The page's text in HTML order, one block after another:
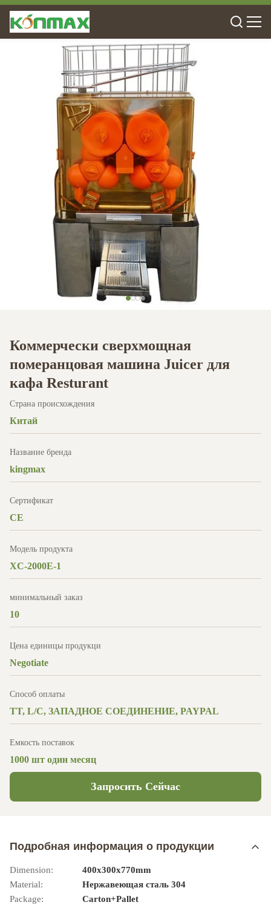
Коммерчески сверхмощная
померанцовая машина Juicer для
кафа Resturant
Страна происхождения
Китай
Название бренда
kingmax
Сертификат
CE
Модель продукта
XC-2000E-1
минимальный заказ
10
Цена единицы продукци
Negotiate
Способ оплаты
TT, L/C, ЗАПАДНОЕ СОЕДИНЕНИЕ, PAYPAL
Емкость поставок
1000 шт один месяц
Запросить Сейчас
Подробная информация о продукции
Dimension:
400x300x770mm
Material:
Нержавеющая сталь 304
Package:
Carton+Pallet